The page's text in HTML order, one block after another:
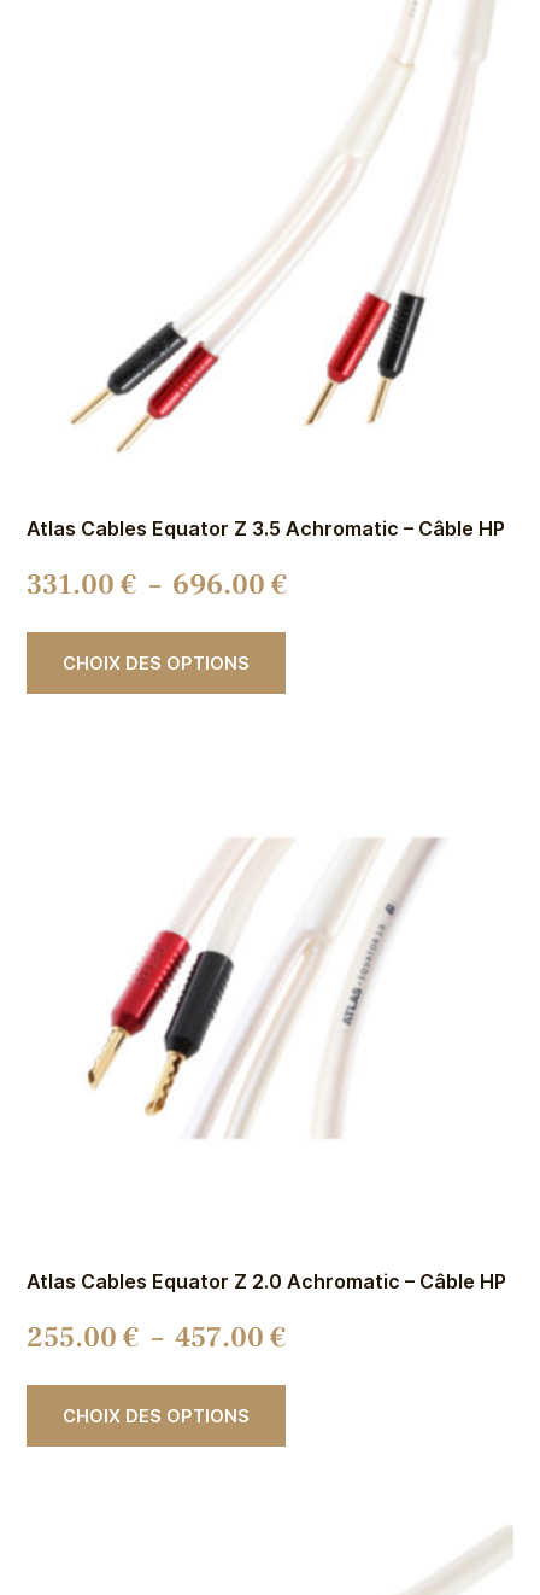
Atlas Cables Equator Z 3.5 Achromatic – Câble HP
331.00€ – 696.00€
CHOIX DES OPTIONS
Atlas Cables Equator Z 2.0 Achromatic – Câble HP
255.00€ – 457.00€
CHOIX DES OPTIONS